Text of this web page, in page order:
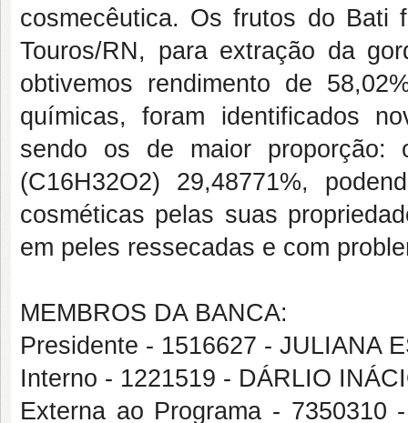
cosmecêutica. Os frutos do Bati
Touros/RN, para extração da
obtivemos rendimento de
químicas, foram identificados
sendo os de maior proporção:
(C16H32O2) 29,48771%,
cosméticas pelas suas
em peles ressecadas e com
MEMBROS DA BANCA:
Presidente - 1516627 - JULIANA
Interno - 1221519 - DÁRLIO
Externa ao Programa - 7350310